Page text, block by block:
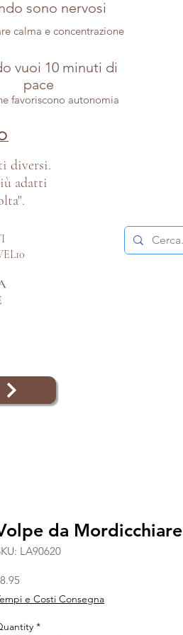
sono nervosi
calma e concentrazione
vuoi 10 minuti di
pace
favoriscono autonomia
diversi.
adatti
da Mordicchiare
LA90620
e Costi Consegna
*